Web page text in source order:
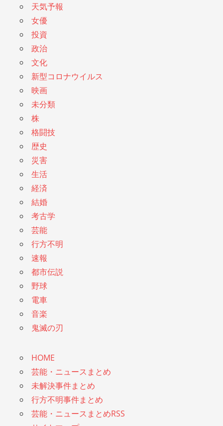
天気予報
女優
投資
政治
文化
新型コロナウイルス
映画
未分類
株
格闘技
歴史
災害
生活
経済
結婚
考古学
芸能
行方不明
速報
都市伝説
野球
電車
音楽
鬼滅の刃
HOME
芸能・ニュースまとめ
未解決事件まとめ
行方不明事件まとめ
芸能・ニュースまとめRSS